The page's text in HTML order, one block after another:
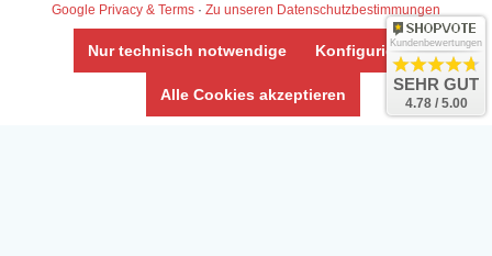
AGB & Info
Impressum
Umwelt und Entsorgung
Vertrag widerrufen
Google Privacy & Terms · Zu unseren Datenschutzbestimmungen
Nur technisch notwendige Konfigurieren
Alle Cookies akzeptieren
Kundenbewertungen
SEHR GUT
4.78 / 5.00